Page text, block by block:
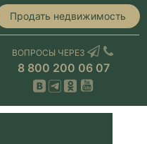
Продать недвижимость
ВОПРОСЫ ЧЕРЕЗ
8 800 200 06 07